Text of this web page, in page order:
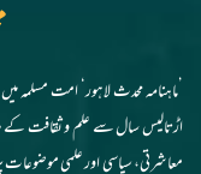
’ماہنامہ محدث لاہور‘ امت مسلمہ
اڑتالیس سال سے علم و ثقافت کے
معاشرتی، سیاسی اور علمی